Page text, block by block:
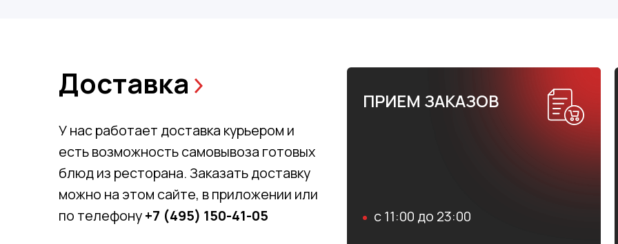
Доставка
У нас работает доставка курьером и
есть возможность самовывоза готовых
блюд из ресторана. Заказать доставку
можно на этом сайте, в приложении или
по телефону+7 (495) 150-41-05
ПРИЕМ ЗАКАЗОВ
с 11:00 до 23:00